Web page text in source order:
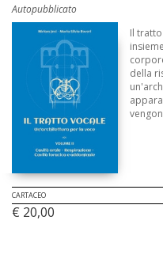
Autopubblicato
Il
della
CARTACEO
€ 20,00